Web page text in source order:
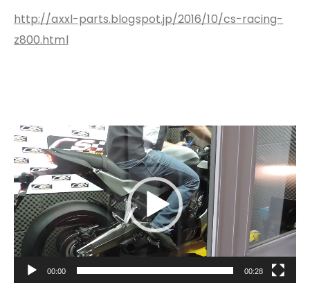
http://axxl-parts.blogspot.jp/2016/10/cs-racing-
z800.html
動
プ
レ
ー
ヤ
ー
00:00 00:28